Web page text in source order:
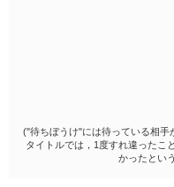
("待ちぼうけ"には待っている相手
タイトルでは，1度すれ違ったこ
かったとい